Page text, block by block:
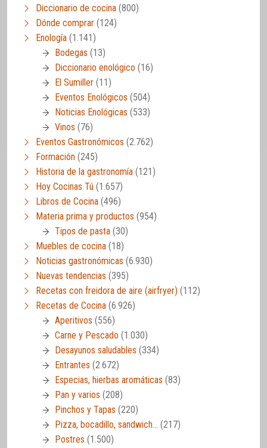
Diccionario de cocina (800)
Dónde comprar (124)
Enología (1.141)
Bodegas (13)
Diccionario enológico (16)
El Sumiller (11)
Eventos Enológicos (504)
Noticias Enológicas (533)
Vinos (76)
Eventos Gastronómicos (2.762)
Formación (245)
Historia de la gastronomía (121)
Hoy Cocinas Tú (1.657)
Libros de Cocina (496)
Materia prima y productos (954)
Tipos de pasta (30)
Muebles de cocina (18)
Noticias gastronómicas (6.930)
Nuevas tendencias (395)
Recetas con freidora de aire (airfryer) (112)
Recetas de Cocina (6.926)
Aperitivos (556)
Carne y Pescado (1.030)
Desayunos saludables (334)
Entrantes (2.672)
Especias, hierbas aromáticas (83)
Pan y varios (208)
Pinchos y Tapas (220)
Pizza, bocadillo, sandwich… (217)
Postres (1.500)